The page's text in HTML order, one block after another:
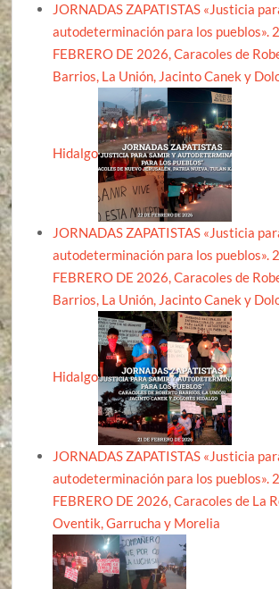
JORNADAS ZAPATISTAS «Justicia
autodeterminación para los pueblos».
FEBRERO DE 2026, Caracoles de
Barrios, La Unión, Jacinto Canek y
Hidalgo
JORNADAS ZAPATISTAS «Justicia
autodeterminación para los pueblos».
FEBRERO DE 2026, Caracoles de
Barrios, La Unión, Jacinto Canek y
Hidalgo
JORNADAS ZAPATISTAS «Justicia
autodeterminación para los pueblos».
FEBRERO DE 2026, Caracoles de La
Oventik, Garrucha y Morelia